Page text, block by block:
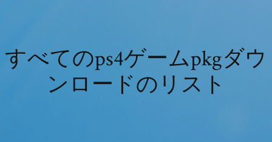
すべてのps4ゲームpkgダウ
ンロードのリスト